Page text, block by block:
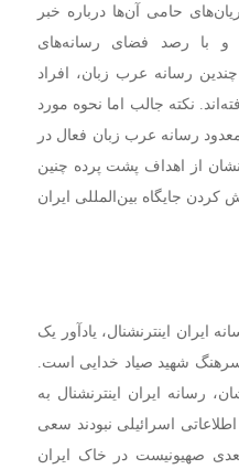
حامی آن‌ها درباره خبر
و با رصد فضای رسانه‌های
رسانه عرب زبان، افراد
نکته جالب اما نحوه مورد
رسانه عرب زبان فعال در
از اهداف پشت پرده چنین
جایگاه بین‌المللی ایران
ایران اینترنشنال، یادآور یک
شهید صیاد خدایی است.
رسانه ایران اینترنشنال به
اسرائیلی نبودند سعی
صهیونیست در خاک ایران